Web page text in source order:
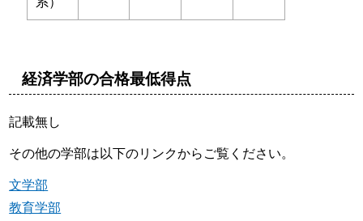
経済学部の合格最低得点
記載無し
その他の学部は以下のリンクからご覧ください。
文学部
教育学部